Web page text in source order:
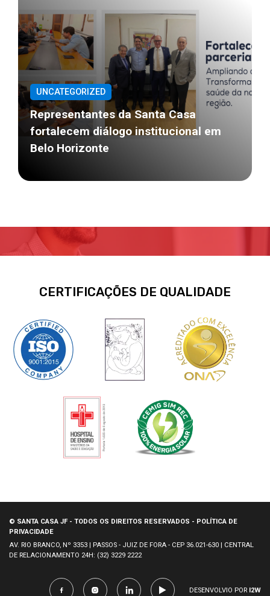
UNCATEGORIZED
Representantes da Santa Casa
fortalecem diálogo institucional em
Belo Horizonte
CERTIFICAÇÕES DE QUALIDADE
© SANTA CASA JF - TODOS OS DIREITOS RESERVADOS - POLÍTICA DE
PRIVACIDADE
AV. RIO BRANCO, Nº 3353 | PASSOS - JUIZ DE FORA - CEP 36.021-630 | CENTRAL
DE RELACIONAMENTO 24H: (32) 3229 2222
DESENVOLVIO POR I2W